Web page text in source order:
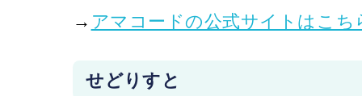
→ アマコードの公式サイトはこち
せどりすと